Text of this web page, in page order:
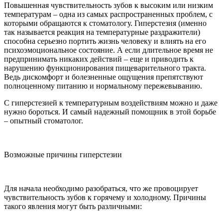
Повышенная чувствительность зубов к высоким или низким
температурам – одна из самых распространенных проблем, с
которыми обращаются к стоматологу. Гиперстезия (именно
так называется реакция на температурные раздражители)
способна серьезно портить жизнь человеку и влиять на его
психоэмоциональное состояние. А если длительное время не
предпринимать никаких действий – еще и приводить к
нарушению функционирования пищеварительного тракта.
Ведь дискомфорт и болезненные ощущения препятствуют
полноценному питанию и нормальному пережевыванию.
С гиперстезией к температурным воздействиям можно и даже
нужно бороться. И самый надежный помощник в этой борьбе
– опытный стоматолог.
Возможные причины гиперстезии
Для начала необходимо разобраться, что же провоцирует
чувствительность зубов к горячему и холодному. Причины
такого явления могут быть различными: